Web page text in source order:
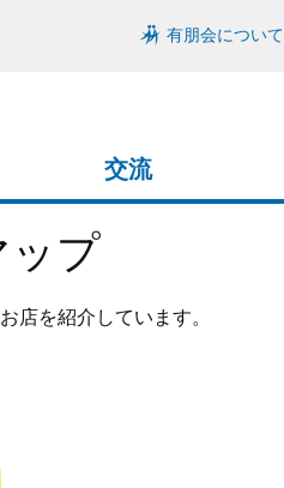
有朋会について
交流
ップ
店を紹介しています。